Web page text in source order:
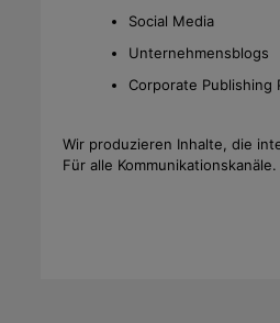
Social Media
Unternehmensblogs
Corporate Publishing
Wir produzieren Inhalte, die
Für alle Kommunikationskanäle.